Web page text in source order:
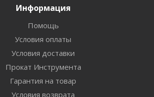
Информация
Помощь
Условия оплаты
Условия доставки
Прокат Инструмента
Гарантия на товар
Условия возврата